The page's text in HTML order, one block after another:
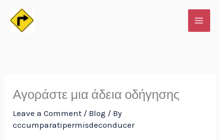
Αγοράστε μια άδεια οδήγησης
Leave a Comment / Blog / By
cccumparatipermisdeconducer